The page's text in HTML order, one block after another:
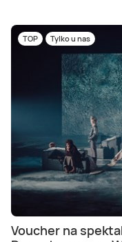
TOP Tylko u nas
Voucher na